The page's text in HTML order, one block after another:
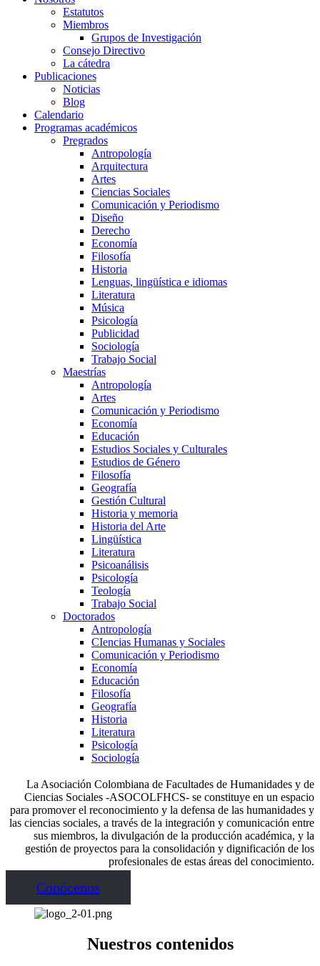
Estatutos
Miembros
Grupos de Investigación
Consejo Directivo
La cátedra
Publicaciones
Noticias
Blog
Calendario
Programas académicos
Pregrados
Antropología
Arquitectura
Artes
Ciencias Sociales
Comunicación y Periodismo
Diseño
Derecho
Economía
Filosofía
Historia
Lenguas, lingüística e idiomas
Literatura
Música
Psicología
Publicidad
Sociología
Trabajo Social
Maestrías
Antropología
Artes
Comunicación y Periodismo
Economía
Educación
Estudios Sociales y Culturales
Estudios de Género
Filosofía
Geografía
Gestión Cultural
Historia y memoria
Historia del Arte
Lingüística
Literatura
Psicoanálisis
Psicología
Teología
Trabajo Social
Doctorados
Antropología
CIencias Humanas y Sociales
Comunicación y Periodismo
Economía
Educación
Filosofía
Geografía
Historia
Literatura
Psicología
Sociología
La Asociación Colombiana de Facultades de Humanidades y de
Ciencias Sociales -ASOCOLFHCS- se constituye en un espacio
para promover el reconocimiento y la defensa de las humanidades y
las ciencias sociales, a través de la integración y comunicación entre
sus miembros, la divulgación de la producción académica, y la
gestión de proyectos para la consolidación y dignificación de los
profesionales de estas áreas del conocimiento.
Conócenos
Nuestros contenidos